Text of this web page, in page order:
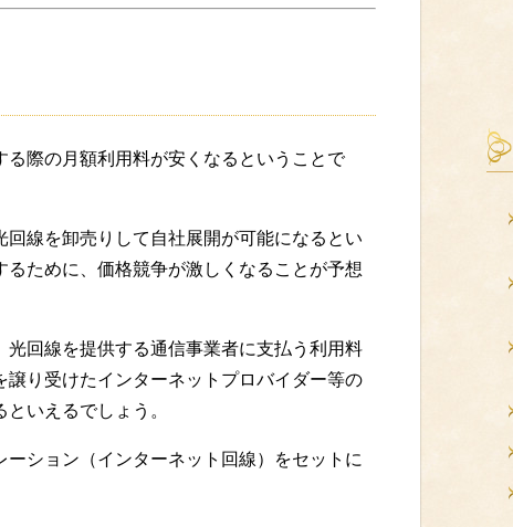
際の月額利用料が安くなるということで
線を卸売りして自社展開が可能になるとい
ために、価格競争が激しくなることが予想
回線を提供する通信事業者に支払う利用料
り受けたインターネットプロバイダー等の
いえるでしょう。
ション（インターネット回線）をセットに